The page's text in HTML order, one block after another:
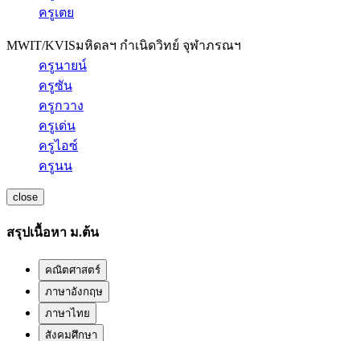
ครูเตย
MWIT/KVISมหิดลฯ กำเนิดวิทย์ จุฬาภรณฯ
ครูนายน์
ครูซัน
ครูกวาง
ครูเด่น
ครูไอซ์
ครูนน
close
สรุปเนื้อหา ม.ต้น
คณิตศาสตร์
ภาษาอังกฤษ
ภาษาไทย
สังคมศึกษา